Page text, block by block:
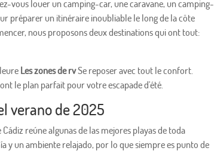
vous louer un camping-car, une caravane, un camping-
préparer un itinéraire inoubliable le long de la côte
nous proposons deux destinations qui ont tout:
Les zones de rvSe reposer avec tout le confort.
le plan parfait pour votre escapade d'été.
verano de 2025
reúne algunas de las mejores playas de toda
y un ambiente relajado, por lo que siempre es punto de